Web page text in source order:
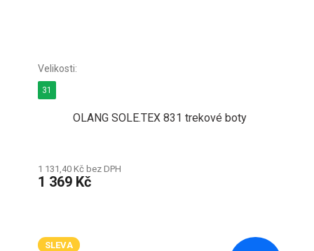
OLANG SOLE.TEX 831 trekové boty
1 131,40 Kč bez DPH
1 369 Kč
31
SLEVA